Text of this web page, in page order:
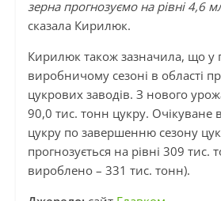
зерна прогнозуємо на рівні 4,6
сказала Кирилюк.
Кирилюк також зазначила, що у
виробничому сезоні в області
цукрових заводів. З нового
90,0 тис. тонн цукру. Очікуване
цукру по завершенню сезону
прогнозується на рівні 309 тис.
вироблено – 331 тис. тонн).